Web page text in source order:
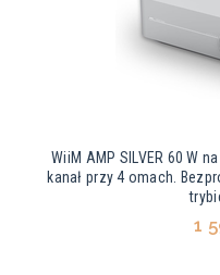
WiiM AMP SILVER 60 W
kanał przy 4 omach.
1